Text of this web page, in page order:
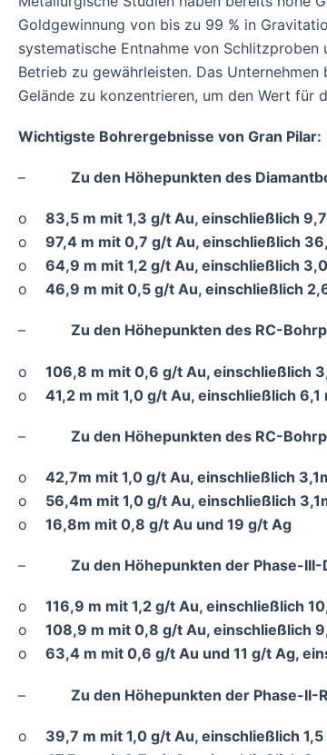
Goldgewinnung von bis zu 99 % in
systematische Entnahme von
Betrieb zu gewährleisten. Das
Gelände zu konzentrieren, um den Wert für
Wichtigste Bohrergebnisse von Gran Pilar:
– Zu den Höhepunkten des
o 83,5 m mit 1,3 g/t Au, einschließlich
o 97,4 m mit 0,7 g/t Au, einschließlich
o 64,9 m mit 1,2 g/t Au, einschließlich
o 46,9 m mit 0,5 g/t Au, einschließlich
– Zu den Höhepunkten des RC-
o 106,8 m mit 0,6 g/t Au, einschließlich
o 41,2 m mit 1,0 g/t Au, einschließlich
– Zu den Höhepunkten des RC-
o 42,7m mit 1,0 g/t Au, einschließlich
o 56,4m mit 1,0 g/t Au, einschließlich
o 16,8m mit 0,8 g/t Au und 19 g/t Ag
– Zu den Höhepunkten der Phase-
o 116,9 m mit 1,2 g/t Au, einschließlich
o 108,9 m mit 0,8 g/t Au, einschließlich
o 63,4 m mit 0,6 g/t Au und 11 g/t Ag,
– Zu den Höhepunkten der Phase-II-
o 39,7 m mit 1,0 g/t Au, einschließlich